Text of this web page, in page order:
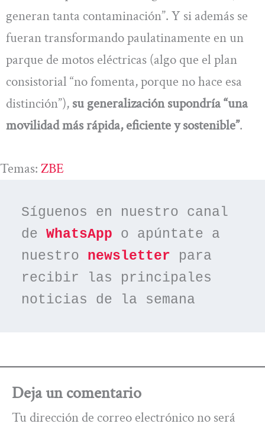
generan tanta contaminación”. Y si además se
fueran transformando paulatinamente en un
parque de motos eléctricas (algo que el plan
consistorial “no fomenta, porque no hace esa
distinción”), su generalización supondría “una
movilidad más rápida, eficiente y sostenible”.
Temas: ZBE
Síguenos en nuestro canal
de WhatsApp o apúntate a
nuestro newsletter para
recibir las principales
noticias de la semana
Deja un comentario
Tu dirección de correo electrónico no será